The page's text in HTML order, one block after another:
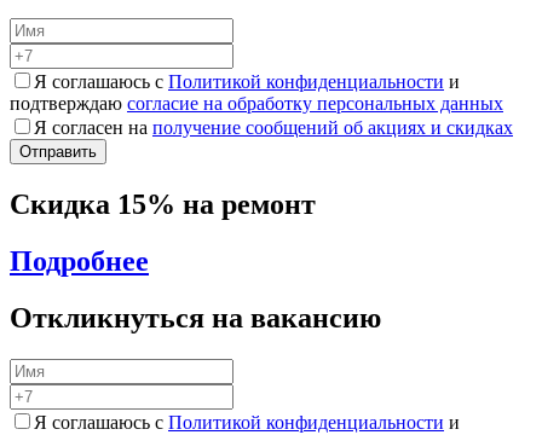
Я соглашаюсь с Политикой конфиденциальности и
подтверждаю согласие на обработку персональных данных
Я согласен на получение сообщений об акциях и скидках
Скидка 15% на ремонт
Подробнее
Откликнуться на вакансию
Я соглашаюсь с Политикой конфиденциальности и